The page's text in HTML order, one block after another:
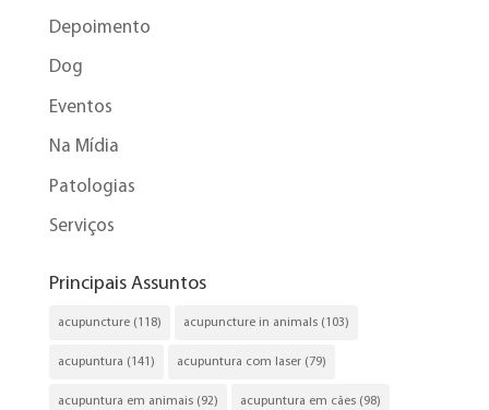
Depoimento
Dog
Eventos
Na Mídia
Patologias
Serviços
Principais Assuntos
acupuncture(118) acupuncture in animals(103)
acupuntura (141) acupuntura com laser(79)
acupuntura em animais(92) acupuntura em cães(98)